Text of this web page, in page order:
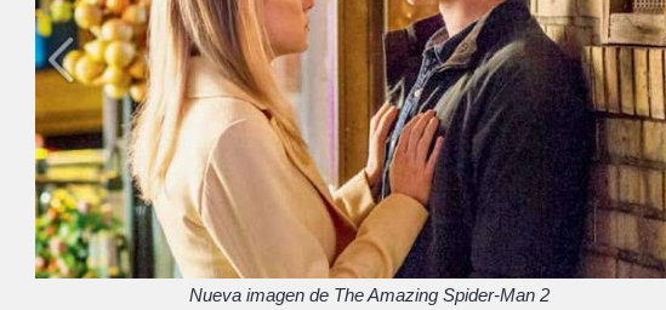
Nueva imagen de The Amazing Spider-Man 2